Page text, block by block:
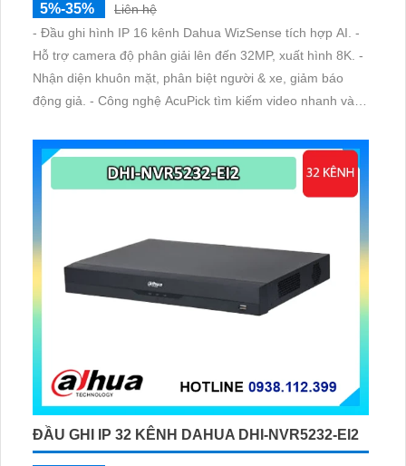
5%-35%
Liên hệ
- Đầu ghi hình IP 16 kênh Dahua WizSense tích hợp AI. -
Hỗ trợ camera độ phân giải lên đến 32MP, xuất hình 8K. -
Nhận diện khuôn mặt, phân biệt người & xe, giảm báo
động giả. - Công nghệ AcuPick tìm kiếm video nhanh và
hệ thống chuyên nghiệp
ĐẦU GHI IP 32 KÊNH DAHUA DHI-NVR5232-EI2